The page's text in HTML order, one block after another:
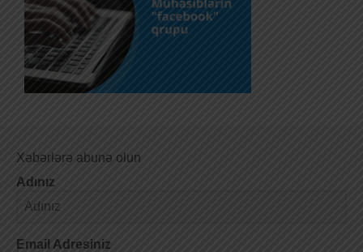
Xəbərlərə abunə olun
Adınız
Email Adresiniz